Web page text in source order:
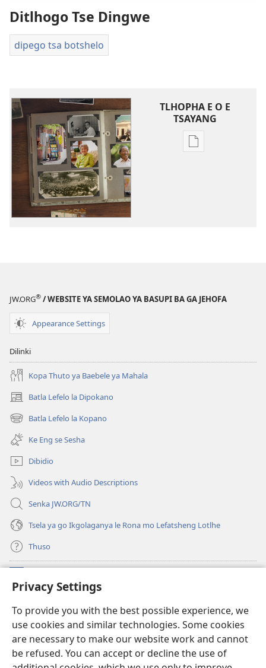
Privacy Settings
To provide you with the best possible experience, we
use cookies and similar technologies. Some cookies
are necessary to make our website work and cannot
be refused. You can accept or decline the use of
Ditlhogo Tse Dingwe
dipego tsa botshelo
TLHOPHA E O E
TSAYANG
Ditsela
Basupi
JW.ORG® / WEBSITE YA SEMOLAO YA BASUPI BA GA JEHOFA
Appearance Settings
Dilinki
Kopa Thuto ya Baebele ya Mahala
Batla Lefelo la Dipokano
(e
bula
tsebe
nngwe)
Batla Lefelo la Kopano
(e
bula
tsebe
e
nngwe)
Ke Eng se Sesha
Dibidio
Videos with Audio Descriptions
Senka JW.ORG/TN
Tsela ya go Ikgolaganya le Rona mo Lefatsheng Lotlhe
Thuso
(e
bula
nngwe)
LAEBORARI YA MO INTERNET
(e
bula
tsebe
e
nngwe)
JW Hub
(e
bula
tsebe App ya JW Library